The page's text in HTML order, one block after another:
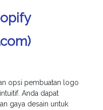
opsi pembuatan logo
Anda dapat
gaya desain untuk